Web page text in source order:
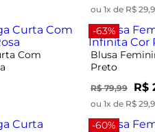
ou 1x de R$
Com
-63%
Blusa
Preto
R$ 79,99 R$
ou 1x de R$
-60%